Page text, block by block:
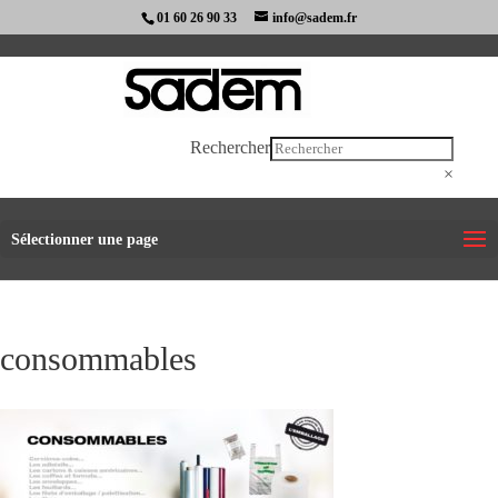
01 60 26 90 33 info@sadem.fr
Rechercher
×
Sélectionner une page
consommables